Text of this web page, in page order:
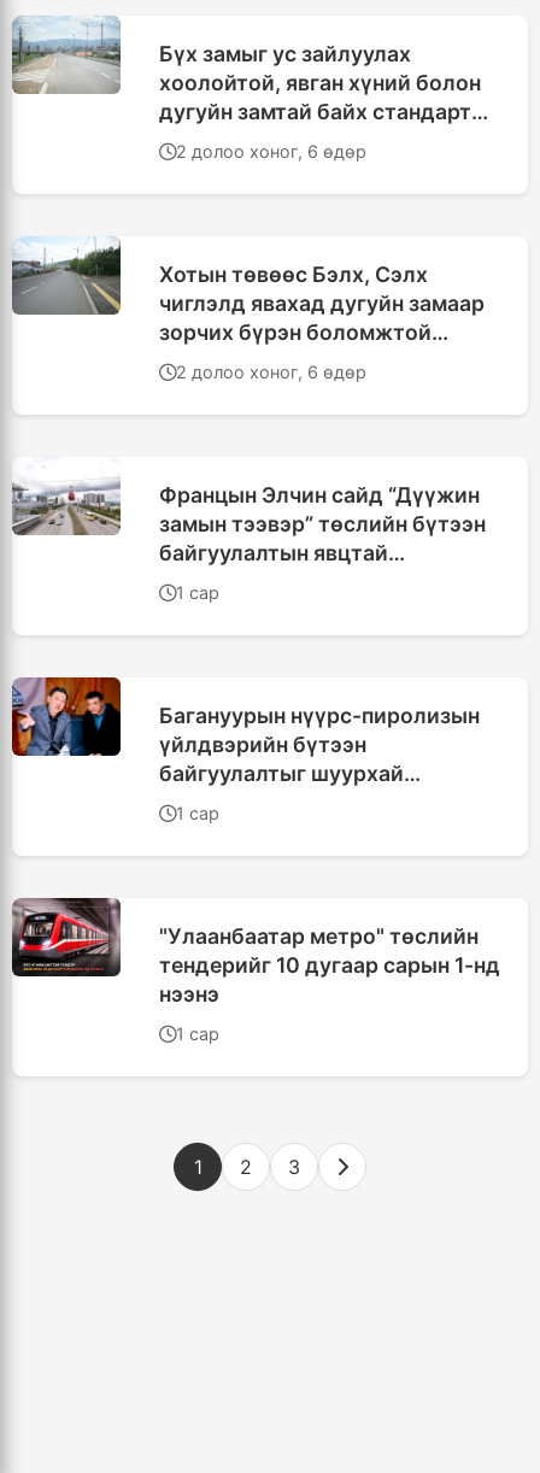
Бүх замыг ус зайлуулах
хоолойтой, явган хүний болон
дугуйн замтай байх стандарт
мөрдөнө
2 долоо хоног, 6 өдөр
Хотын төвөөс Бэлх, Сэлх
чиглэлд явахад дугуйн замаар
зорчих бүрэн боломжтой
бүрдлээ
2 долоо хоног, 6 өдөр
Францын Элчин сайд “Дүүжин
замын тээвэр” төслийн бүтээн
байгуулалтын явцтай
танилцлаа
1 сар
Багануурын нүүрс-пиролизын
үйлдвэрийн бүтээн
байгуулалтыг шуурхай
эхлүүлнэ
1 сар
"Улаанбаатар метро" төслийн
тендерийг 10 дугаар сарын 1-нд
нээнэ
1 сар
1 2 3